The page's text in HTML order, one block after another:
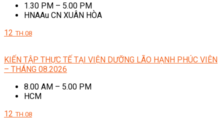
1.30 PM – 5.00 PM
HNAAu CN XUÂN HÒA
12 TH.08
KIẾN TẬP THỰC TẾ TẠI VIỆN DƯỠNG LÃO HẠNH PHÚC VIÊN
– THÁNG 08.2026
8.00 AM – 5.00 PM
HCM
12 TH.08